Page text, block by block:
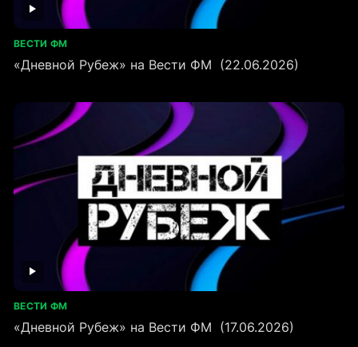
ВЕСТИ ФМ
«Дневной Рубеж» на Вести ФМ (22.06.2026)
ВЕСТИ ФМ
«Дневной Рубеж» на Вести ФМ (17.06.2026)